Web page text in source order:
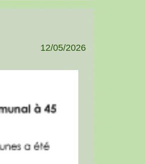
12/05/2026